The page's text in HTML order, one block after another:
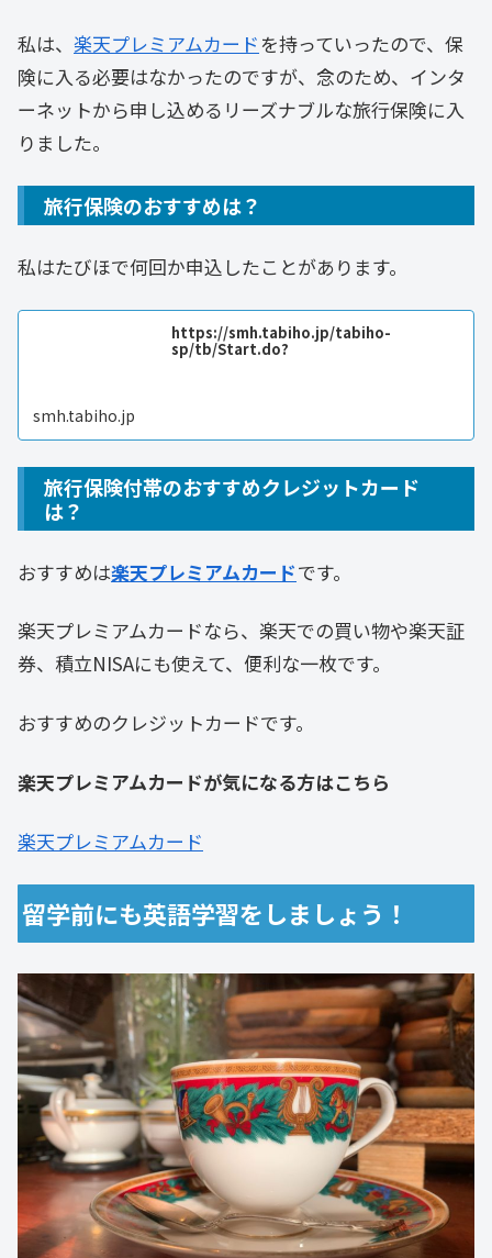
私は、 楽天プレミアムカード を持っていったので、保
険に入る必要はなかったのですが、念のため、インタ
ーネットから申し込めるリーズナブルな旅行保険に入
りました。
旅行保険のおすすめは？
私はたびほで何回か申込したことがあります。
https://smh.tabiho.jp/tabiho-
sp/tb/Start.do?
smh.tabiho.jp
旅行保険付帯のおすすめクレジットカード
は？
おすすめは楽天プレミアムカードです。
楽天プレミアムカードなら、楽天での買い物や楽天証
券、積立NISAにも使えて、便利な一枚です。
おすすめのクレジットカードです。
楽天プレミアムカードが気になる方はこちら
楽天プレミアムカード
留学前にも英語学習をしましょう！